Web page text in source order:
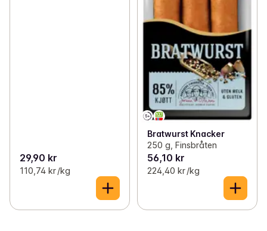
29,90 kr
110,74 kr /kg
Bratwurst Knacker
250 g, Finsbråten
56,10 kr
224,40 kr /kg